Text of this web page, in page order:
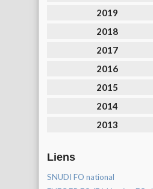
2019
2018
2017
2016
2015
2014
2013
Liens
SNUDI FO national